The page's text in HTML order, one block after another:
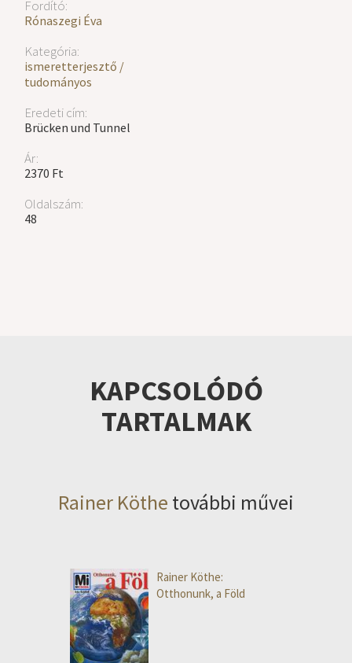
Fordító:
Rónaszegi Éva
Kategória:
ismeretterjesztő /
tudományos
Eredeti cím:
Brücken und Tunnel
Ár:
2370 Ft
Oldalszám:
48
KAPCSOLÓDÓ
TARTALMAK
Rainer Köthe további művei
Rainer Köthe:
Otthonunk, a Föld